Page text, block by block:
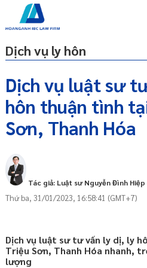
Dịch vụ ly hôn
Dịch vụ luật sư
hôn thuận tình
Sơn, Thanh Hóa
Tác giả: Luật sư Nguyễn Đình Hiệp
Thứ ba, 31/01/2023, 16:58:41 (GMT+7)
Dịch vụ luật sư tư vấn ly dị, ly
Triệu Sơn, Thanh Hóa nhanh,
lượng
Thuận tình
Điều kiện
hôn bao gồm
Thời hạn
hôn
Những
phí qua zalo
sư trực tuyến online
gói
phí qua zalo
sư trực tuyến online
ty/doanh nghiệp
gói